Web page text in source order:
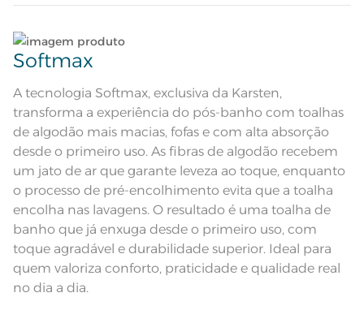
aveludado em jacquard;
Descrição Visual
Tamanho Rosto
Cor Vanilla
Itens Inclusos 1 Toalha de Rosto
Medida 48cm x 70cm
Instruções de Lavagem
Lavação a 60ºC; Proibido alvejar;
Secar em tambor com
Lave tipos de tecidos distintos separadamente;
ciclo;
Lave as peças no ciclo leve, suave ou delicado de
sua lavadora;
Enxágue as peças com bastante água;
Utilize a quantidade mínima de amaciante e sabão;
Ao pendurar as toalhas, recomenda-se sacudi-las
bem;
Softmax
A tecnologia Softmax, exclusiva da Karsten,
transforma a experiência do pós-banho com toalhas
de algodão mais macias, fofas e com alta absorção
desde o primeiro uso. As fibras de algodão recebem
um jato de ar que garante leveza ao toque, enquanto
o processo de pré-encolhimento evita que a toalha
encolha nas lavagens. O resultado é uma toalha de
banho que já enxuga desde o primeiro uso, com
toque agradável e durabilidade superior. Ideal para
quem valoriza conforto, praticidade e qualidade real
no dia a dia.